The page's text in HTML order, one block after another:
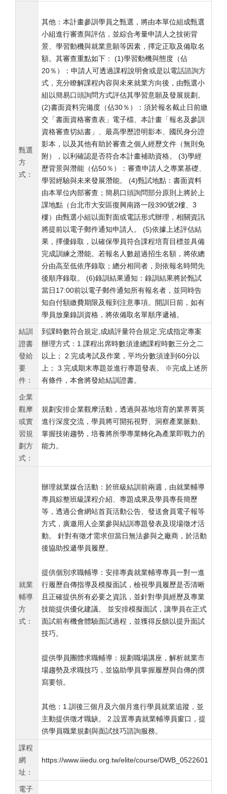
甄選
方
式：
其他：本計畫參訓學員之甄選，將由本單位組成甄選
小組進行審查與評估，並綜合考量申請人之技術背
景、學習動機與就業意願等因素，擇定正取及備取名
額。其審查重點如下： (1)學習動機與態度（佔
20％）：申請人可透過課程說明會或是以電話諮詢方
式，充分瞭解課程內容與未來就業方向後，由甄選小
組以簡易口頭詢問方式評估其學習意願及發展規劃。
(2)書面資料完備度（佔30％）：須於報名截止日前繳
交「書面資格審查表」電子檔、本計畫「報名及參訓
資格審查切結書」、最高學歷證明影本、國民身分證
影本，以及其他有助於審查之個人經歷文件（無則免
附），以利確認是否符合本計畫補助資格。 (3)學經
歷背景與潛能（佔50％）：審查申請人之專業基礎、
學習經驗與未來發展潛能。 (4)甄試地點：書面資料
由本單位內部審查；簡易口頭詢問部分原則上將於上
課地點（台北市大安區復興南路一段390號2樓、3
樓）由甄選小組以面對面或電話形式辦理，相關資訊
將提前以電子郵件通知申請人。 (5)依據上述評估結
果，擇優錄取，以確保學員符合課程培育目標並具備
完成訓練之潛能。若報名人數超過招生名額，將依總
分由高至低依序錄取；總分相同者，則依報名時間先
後順序錄取。 (6)錄訓結果通知：錄訓結果將於甄試
當日17:00前以電子郵件通知所有報名者，並同時告
知自付額繳費期限及報到注意事項。開訓日前，如有
學員放棄錄訓資格，將依備取名單順序遞補。
結訓
證書
發給
要
件：
到課時數符合規定,成績評量符合規定,完成指定專案
辦理方式：1.課程出席時數須達總課程時數三分之二
以上； 2.完成考試及作業，平均分數須達到60分以
上； 3.完成期末專題並進行專題發表。 ※完成上述所
有條件，本會將發給結訓證書。
企業
觀摩
或實
習規
劃方
式：
規劃安排企業觀摩活動，透過與基地培育的業界菁英
進行深度交流，學員將可開拓視野、洞察產業脈動、
掌握技術趨勢，培養將所學專業轉化為產業即戰力的
能力。
就業
輔導
方
式：
辦理就業媒合活動：於班級結訓前兩週，由就業輔導
專員綜整班級課程介紹、專題成果及學員專長簡歷
等，透過公會網站首頁活動公告、發送會員電子報等
方式，廣邀用人企業參與結訓專題發表及現場徵才活
動。 針對有徵才需求但當日無法參與之廠商，於活動
後協助投遞學員履歷。
提供個別求職輔導：安排專責就業輔導專員一對一進
行履歷自傳指導及模擬面試，檢視學員履歷是否清晰
且正確提供所有必要之資訊，並針對學員經歷及專業
技能提供優化建議。 並安排模擬面試，讓學員在正式
面試前有機會體驗面試過程，並獲得反饋以提升面試
技巧。
提供學員團體求職輔導：規劃職場講座，解析就業市
場趨勢及求職技巧，並協助學員掌握履歷與自傳的撰
寫要領。
其他：1.訓後三個月及六個月進行學員就業追蹤，並
主動提供徵才職缺。 2.設置專責就業輔導員窗口，提
供學員職業規劃與面試技巧諮詢服務。
課程
網
址：
https://www.iiiedu.org.tw/elite/course/DWB_0522601
電子